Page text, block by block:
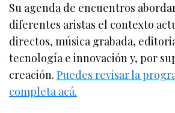
Su agenda de encuentros
diferentes aristas el contexto
directos, música grabada,
tecnología e innovación y, por
creación.Puedes revisar la
completa acá.